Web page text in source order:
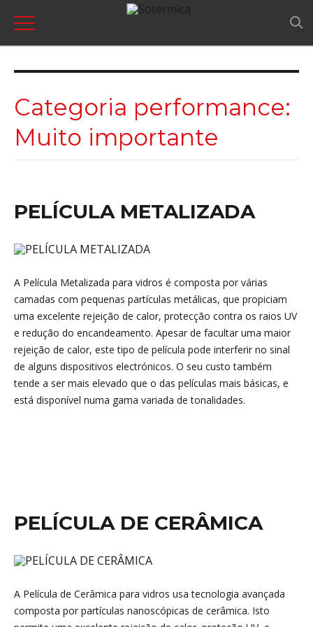
Categoria performance:
Muito importante
PELÍCULA METALIZADA
A Película Metalizada para vidros é composta por várias
camadas com pequenas partículas metálicas, que propiciam
uma excelente rejeição de calor, protecção contra os raios UV
e redução do encandeamento. Apesar de facultar uma maior
rejeição de calor, este tipo de película pode interferir no sinal
de alguns dispositivos electrónicos. O seu custo também
tende a ser mais elevado que o das películas mais básicas, e
está disponível numa gama variada de tonalidades.
PELÍCULA DE CERÂMICA
A Película de Cerâmica para vidros usa tecnologia avançada
composta por partículas nanoscópicas de cerâmica. Isto